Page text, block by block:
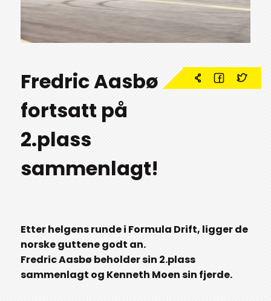
Fredric Aasbø
fortsatt på
2.plass
sammenlagt!
Etter helgens runde i Formula Drift, ligger de
norske guttene godt an.
Fredric Aasbø beholder sin 2.plass
sammenlagt og Kenneth Moen sin fjerde.